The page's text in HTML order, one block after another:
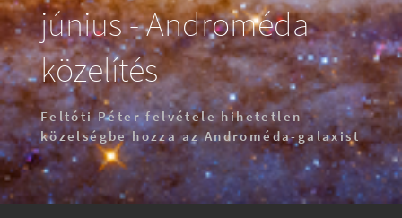
június - Androméda
közelítés
Feltóti Péter felvétele hihetetlen
közelségbe hozza az Androméda-galaxist